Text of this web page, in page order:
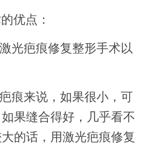
优点：
光疤痕修复整形手术以
痕来说，如果很小，可
果缝合得好，几乎看不
的话，用激光疤痕修复